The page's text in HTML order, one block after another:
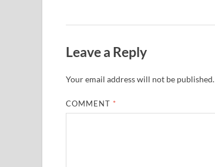
Leave a Reply
Your email address will not be published.
COMMENT *